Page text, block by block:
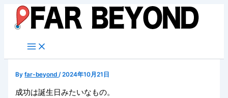
キ
Byfar-beyond/2024年10月21日
成功は誕生日みたいなもの。